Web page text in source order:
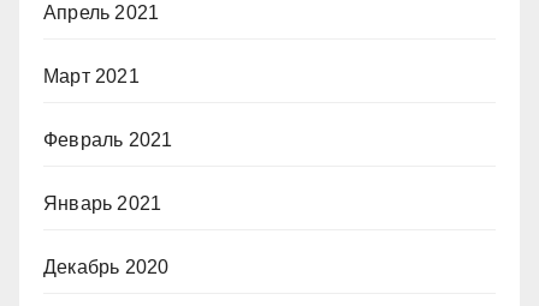
Апрель 2021
Март 2021
Февраль 2021
Январь 2021
Декабрь 2020